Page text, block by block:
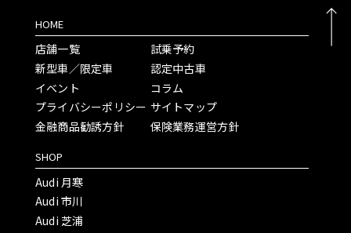
HOME
店舗一覧
新型車／限定車
イベント
プライバシーポリシー
金融商品勧誘方針
試乗予約
認定中古車
コラム
サイトマップ
保険業務運営方針
SHOP
Audi 月寒
Audi 市川
Audi 芝浦